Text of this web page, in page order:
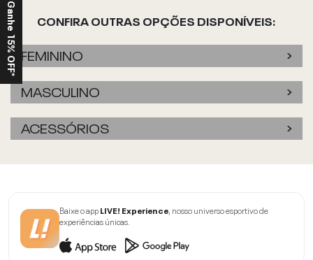
CONFIRA OUTRAS OPÇÕES DISPONÍVEIS:
FEMININO
MASCULINO
ACESSÓRIOS
Baixe o appLIVE! Experience, nosso universo esportivo de
experiências únicas.
Ganhe 15% OFF*